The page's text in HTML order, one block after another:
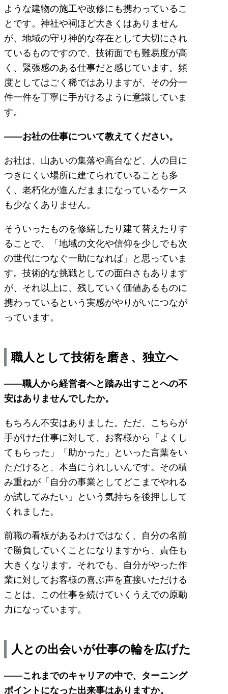
ような建物の施工や改修にも携わっているこ
とです。神社や祠ほど大きくはありません
が、地域の守り神的な存在として大切にされ
ているものですので、技術面でも難易度が高
く、緊張感のある仕事だと感じています。頻
度としてはごく稀ではありますが、その分一
件一件を丁寧に手がけるように意識していま
す。
――お社の仕事について教えてください。
お社は、山あいの集落や高台など、人の目に
つきにくい場所に建てられていることも多
く、老朽化が進んだままになっているケース
も少なくありません。
そういったものを修繕したり建て替えたりす
ることで、「地域の文化や信仰を少しでも次
の世代につなぐ一助になれば」と思っていま
す。技術的な挑戦としての面白さもあります
が、それ以上に、残していく価値あるものに
携わっているという実感がやりがいにつなが
っています。
職人として技術を磨き、独立へ
――職人から経営者へと踏み出すことへの不
安はありませんでしたか。
もちろん不安はありました。ただ、こちらが
手がけた仕事に対して、お客様から「よくし
てもらった」「助かった」といった言葉をい
ただけると、本当にうれしいんです。その積
み重ねが「自分の事業としてどこまでやれる
か試してみたい」という気持ちを後押しして
くれました。
前職の看板があるわけではなく、自分の名前
で勝負していくことになりますから、責任も
大きくなります。それでも、自分がやった作
業に対してお客様の喜ぶ声を直接いただける
ことは、この仕事を続けていくうえでの原動
力になっています。
人との出会いが仕事の輪を広げた
――これまでのキャリアの中で、ターニング
ポイントになった出来事はありますか。